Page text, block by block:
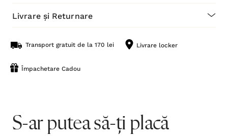
Livrare și Returnare
Transport gratuit de la 170 lei Livrare locker
Împachetare Cadou
S-ar putea să-ți placă